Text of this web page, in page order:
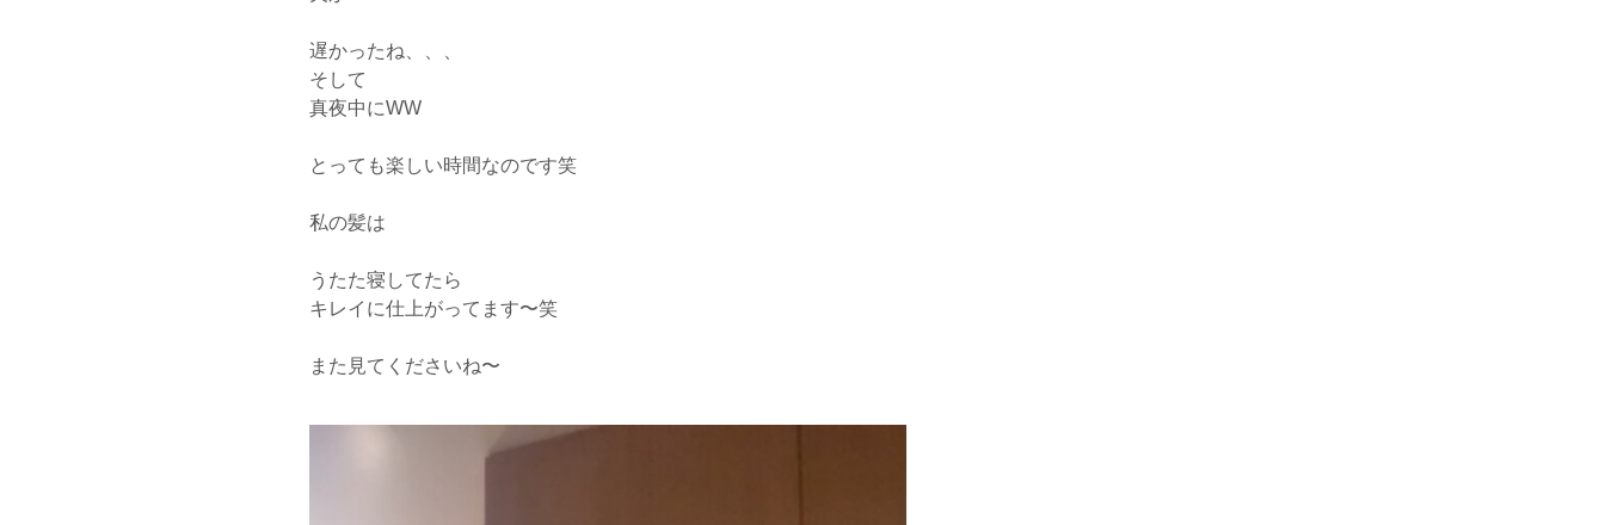
遅かったね、、、
そして
真夜中にWW
とっても楽しい時間なのです笑
私の髪は
うたた寝してたら
キレイに仕上がってます〜笑
また見てくださいね〜